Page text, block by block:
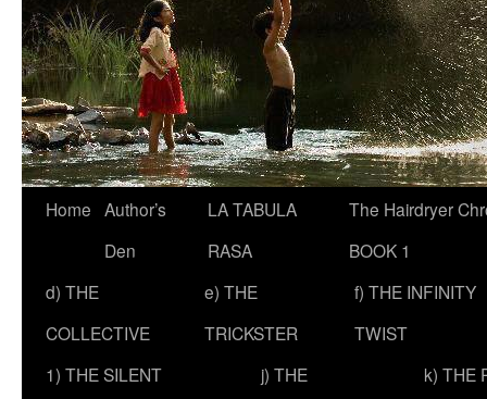
Skip
content
Home Author’s
Den
LA TABULA
RASA
The Hairdryer
BOOK 1
d) THE
COLLECTIVE
e) THE
TRICKSTER
f) THE INFINITY
TWIST
1) THE SILENT
j) THE
k) THE